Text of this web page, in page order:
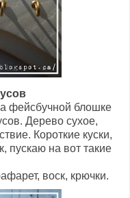
фейсбучной блошке
Дерево сухое,
Короткие куски,
пускаю на вот такие
воск, крючки.